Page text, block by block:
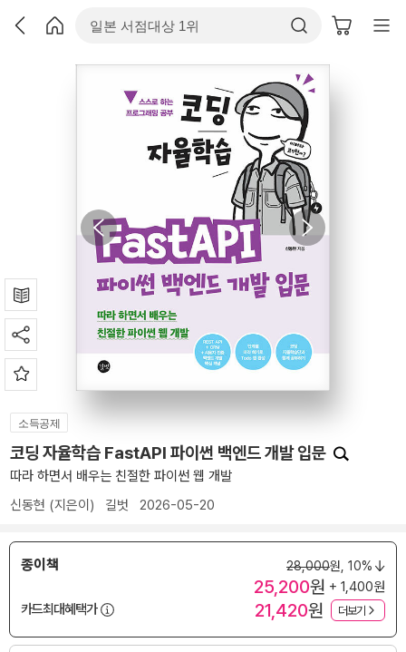
소득공제
코딩 자율학습 FastAPI 파이썬 백엔드 개발 입문
따라 하면서 배우는 친절한 파이썬 웹 개발
신동현 (지은이) 길벗 2026-05-20
종이책 28,000원, 10%
25,200원 + 1,400원
카드최대혜택가
21,420원 더보기